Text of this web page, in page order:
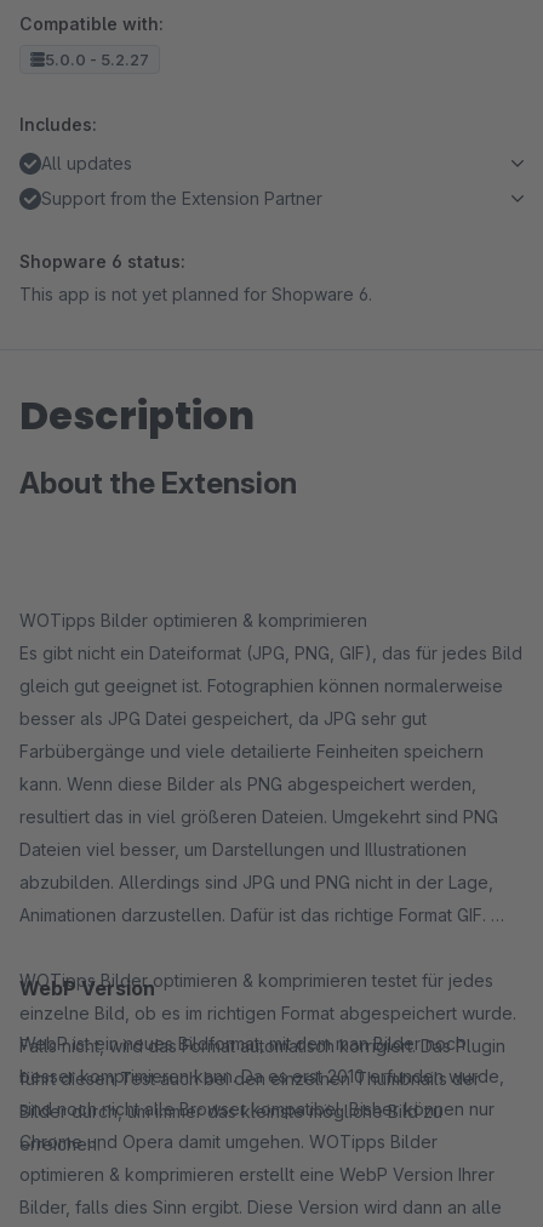
Compatible with:
5.0.0 - 5.2.27
Includes:
All updates
Support from the Extension Partner
Shopware 6 status:
This app is not yet planned for Shopware 6.
Description
About the Extension
WOTipps Bilder optimieren & komprimieren
Es gibt nicht ein Dateiformat (JPG, PNG, GIF), das für jedes Bild
gleich gut geeignet ist. Fotographien können normalerweise
besser als JPG Datei gespeichert, da JPG sehr gut
Farbübergänge und viele detailierte Feinheiten speichern
kann. Wenn diese Bilder als PNG abgespeichert werden,
resultiert das in viel größeren Dateien. Umgekehrt sind PNG
Dateien viel besser, um Darstellungen und Illustrationen
abzubilden. Allerdings sind JPG und PNG nicht in der Lage,
Animationen darzustellen. Dafür ist das richtige Format GIF.
WOTipps Bilder optimieren & komprimieren testet für jedes
einzelne Bild, ob es im richtigen Format abgespeichert wurde.
Falls nicht, wird das Format automatisch korrigiert. Das Plugin
führt diesen Test auch bei den einzelnen Thumbnails der
Bilder durch, um immer das kleinste mögliche Bild zu
erreichen.
WebP Version
WebP ist ein neues Bildformat, mit dem man Bilder noch
besser komprimieren kann. Da es erst 2010 erfunden wurde,
sind noch nicht alle Browser kompatibel. Bisher können nur
Chrome und Opera damit umgehen. WOTipps Bilder
optimieren & komprimieren erstellt eine WebP Version Ihrer
Bilder, falls dies Sinn ergibt. Diese Version wird dann an alle